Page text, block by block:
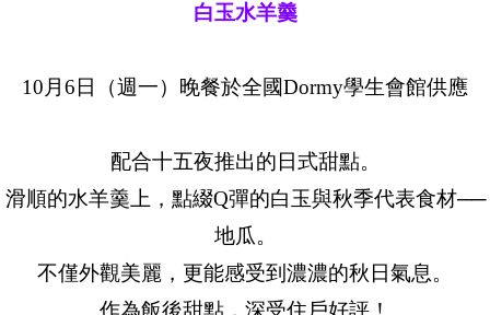
白玉水羊羹
10月6日（週一）晚餐於全國Dormy學生會館供應
配合十五夜推出的日式甜點。
滑順的水羊羹上，點綴Q彈的白玉與秋季代表食材──
地瓜。
不僅外觀美麗，更能感受到濃濃的秋日氣息。
作為飯後甜點，深受住戶好評！